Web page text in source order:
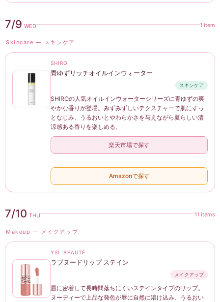
7/9 WED 1 item
Skincare — スキンケア
SHIRO
青ゆずリッチオイルインウォーター
スキンケア
SHIROの人気オイルインウォーターシリーズに青ゆずの爽
やかな香りが登場。みずみずしいテクスチャーで肌にすっ
となじみ、うるおいとやわらかさを与えながら夏らしい清
涼感ある香りを楽しめる。
楽天市場で探す
Amazonで探す
7/10 THU 11 items
Makeup — メイクアップ
YSL BEAUTÉ
ラブヌードリップ ステイン
メイクアップ
唇に密着して長時間落ちにくいステインタイプのリップ。
ヌーディーで上品な発色が唇に自然に溶け込み、うるおい